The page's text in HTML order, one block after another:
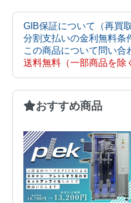
GIB保証について（再買
分割支払いの金利無料条
この商品について問い合
送料無料（一部商品を除
おすすめ商品